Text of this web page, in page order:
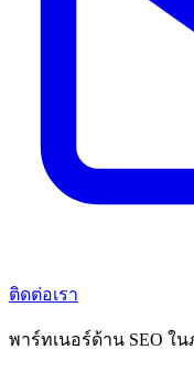
ติดต่อเรา
พาร์ทเนอร์ด้าน SEO ใ